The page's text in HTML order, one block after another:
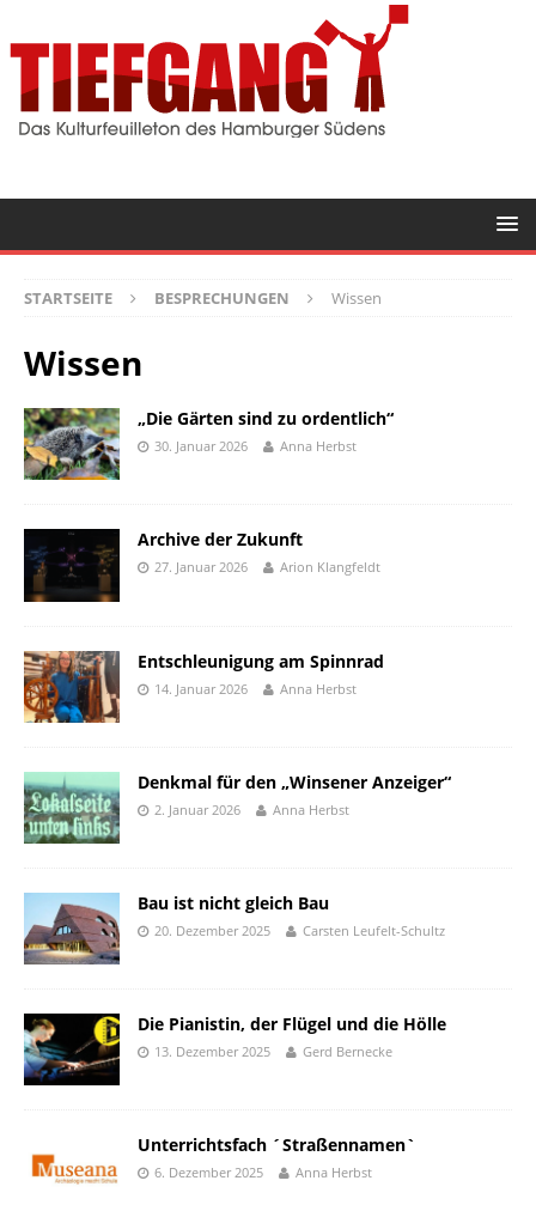
STARTSEITE BESPRECHUNGEN Wissen
Wissen
„Die Gärten sind zu ordentlich“
30. Januar 2026 Anna Herbst
Archive der Zukunft
27. Januar 2026 Arion Klangfeldt
Entschleunigung am Spinnrad
14. Januar 2026 Anna Herbst
Denkmal für den „Winsener Anzeiger“
2. Januar 2026 Anna Herbst
Bau ist nicht gleich Bau
20. Dezember 2025 Carsten Leufelt-Schultz
Die Pianistin, der Flügel und die Hölle
13. Dezember 2025 Gerd Bernecke
Unterrichtsfach ´Straßennamen`
6. Dezember 2025 Anna Herbst